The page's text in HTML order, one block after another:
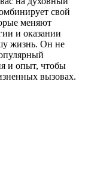
свой
меняют
и оказании
жизнь. Он не
и опыт, чтобы
вызовах.